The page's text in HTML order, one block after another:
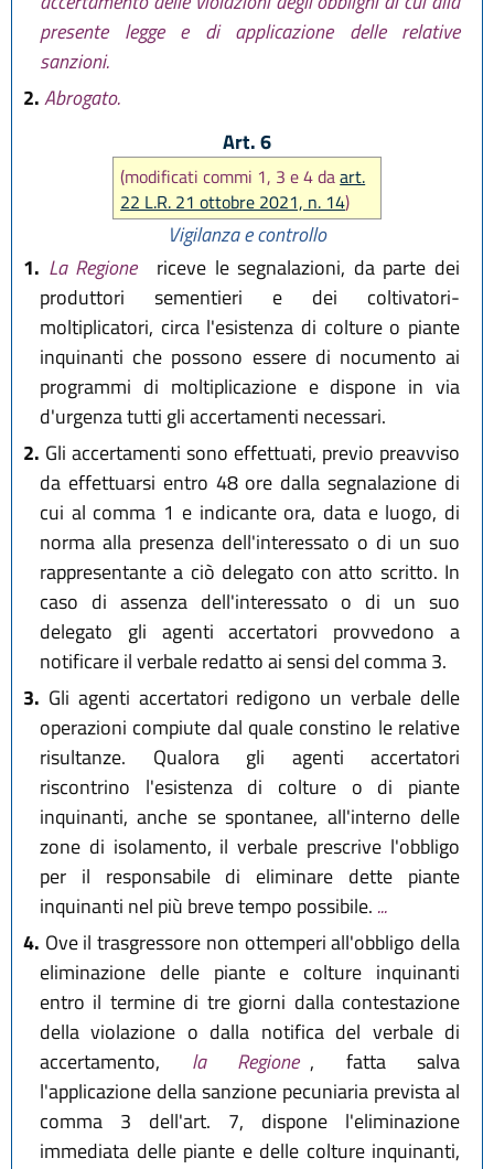
presente legge e di applicazione delle relative
sanzioni.
2.Abrogato.
Art. 6
(modificati commi 1, 3 e 4 daart.
22 L.R. 21 ottobre 2021, n. 14)
Vigilanza e controllo
1. La Regione
riceve le segnalazioni, da parte dei
produttori sementieri e dei coltivatori-
moltiplicatori, circa l'esistenza di colture o piante
inquinanti che possono essere di nocumento ai
programmi di moltiplicazione e dispone in via
d'urgenza tutti gli accertamenti necessari.
2. Gli accertamenti sono effettuati, previo preavviso
da effettuarsi entro 48 ore dalla segnalazione di
cui al comma 1 e indicante ora, data e luogo, di
norma alla presenza dell'interessato o di un suo
rappresentante a ciò delegato con atto scritto. In
caso di assenza dell'interessato o di un suo
delegato gli agenti accertatori provvedono a
notificare il verbale redatto ai sensi del comma 3.
3. Gli agenti accertatori redigono un verbale delle
operazioni compiute dal quale constino le relative
risultanze. Qualora gli agenti accertatori
riscontrino l'esistenza di colture o di piante
inquinanti, anche se spontanee, all'interno delle
zone di isolamento, il verbale prescrive l'obbligo
per il responsabile di eliminare dette piante
inquinanti nel più breve tempo possibile. ...
4. Ove il trasgressore non ottemperi all'obbligo della
eliminazione delle piante e colture inquinanti
entro il termine di tre giorni dalla contestazione
della violazione o dalla notifica del verbale di
accertamento, la Regione , fatta salva
l'applicazione della sanzione pecuniaria prevista al
comma 3 dell'art. 7, dispone l'eliminazione
immediata delle piante e delle colture inquinanti,